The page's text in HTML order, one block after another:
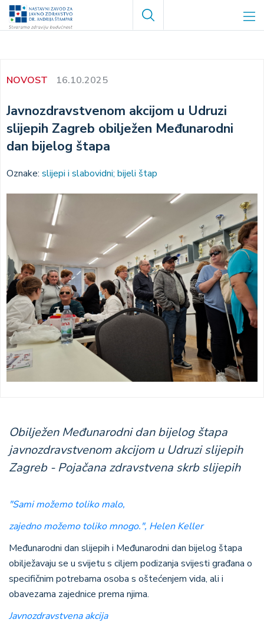
Skoči
Search
NOVOST 16.10.2025
Javnozdravstvenom akcijom u Udruzi
slijepih Zagreb obilježen Međunarodni
dan bijelog štapa
Oznake: slijepi i slabovidni; bijeli štap
Obilježen Međunarodni dan bijelog štapa
javnozdravstvenom akcijom u Udruzi slijepih
Zagreb - Pojačana zdravstvena skrb slijepih
"Sami možemo toliko malo,
zajedno možemo toliko mnogo.", Helen Keller
Međunarodni dan slijepih i Međunarodni dan bijelog štapa
obilježavaju se u svijetu s ciljem podizanja svijesti građana o
specifičnim potrebama osoba s oštećenjem vida, ali i
obavezama zajednice prema njima.
Javnozdravstvena akcija